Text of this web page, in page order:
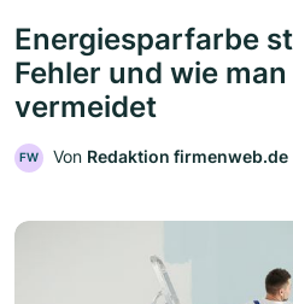
Energiesparfarbe
Fehler und wie
vermeidet
FW Von Redaktion firmenweb.de